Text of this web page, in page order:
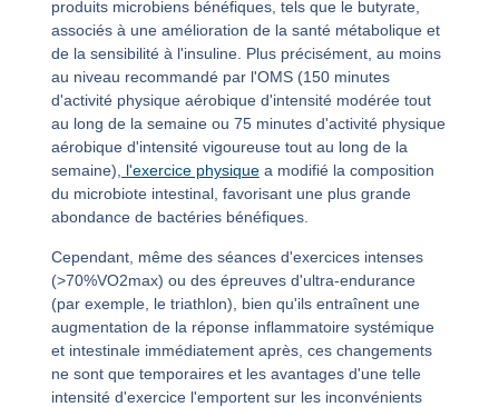
produits microbiens bénéfiques, tels que le butyrate,
associés à une amélioration de la santé métabolique et
de la sensibilité à l'insuline. Plus précisément, au moins
au niveau recommandé par l'OMS (150 minutes
d'activité physique aérobique d'intensité modérée tout
au long de la semaine ou 75 minutes d'activité physique
aérobique d'intensité vigoureuse tout au long de la
semaine),
l'exercice physiquea modifié la composition
du microbiote intestinal, favorisant une plus grande
abondance de bactéries bénéfiques.
Cependant, même des séances d'exercices intenses
(>70%VO2max) ou des épreuves d'ultra-endurance
(par exemple, le triathlon), bien qu'ils entraînent une
augmentation de la réponse inflammatoire systémique
et intestinale immédiatement après, ces changements
ne sont que temporaires et les avantages d'une telle
intensité d'exercice l'emportent sur les inconvénients